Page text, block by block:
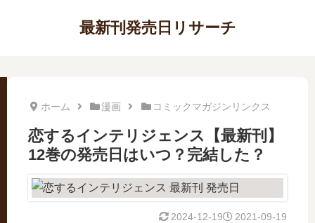
最新刊発売日リサーチ
ホーム 漫画 コミックマガジンリンクス
恋するインテリジェンス【最新刊】
12巻の発売日はいつ？完結した？
2021-09-19
2024-12-19